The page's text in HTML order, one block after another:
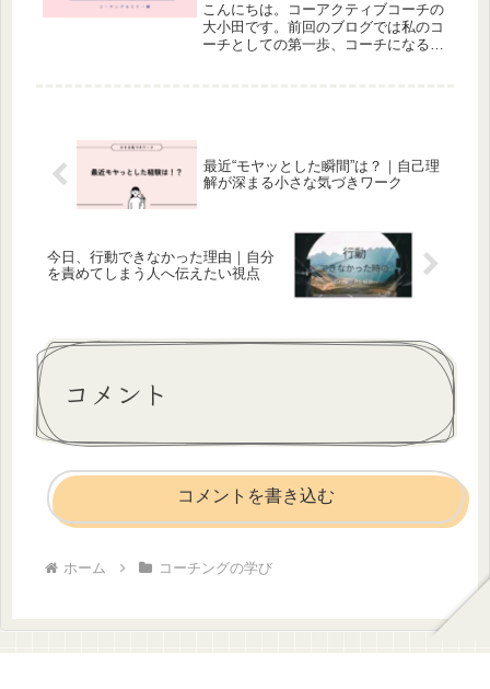
こんにちは。コーアクティブコーチの
大小田です。前回のブログでは私のコ
ーチとしての第一歩、コーチになる勉
最近“モヤッとした瞬間”は？｜自己理
解が深まる小さな気づきワーク
今日、行動できなかった理由｜自分
を責めてしまう人へ伝えたい視点
コメント
コメントを書き込む
ホーム コーチングの学び